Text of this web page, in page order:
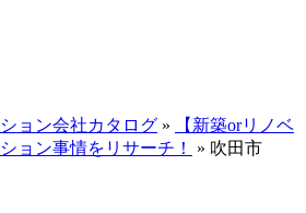
ョン会社カタログ »
【新築orリノベ
ョン事情をリサーチ！
» 吹田市